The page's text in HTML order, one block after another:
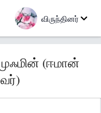
விருந்தினர்
(ஈமான்